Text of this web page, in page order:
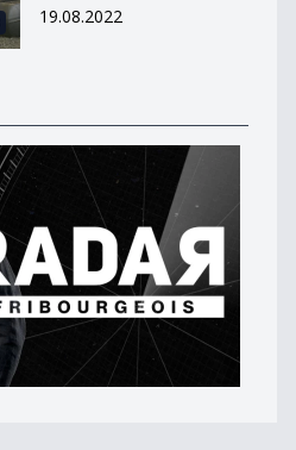
19.08.2022